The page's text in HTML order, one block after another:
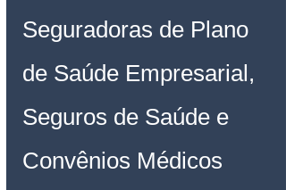
Seguradoras de Plano
de Saúde Empresarial,
Seguros de Saúde e
Convênios Médicos